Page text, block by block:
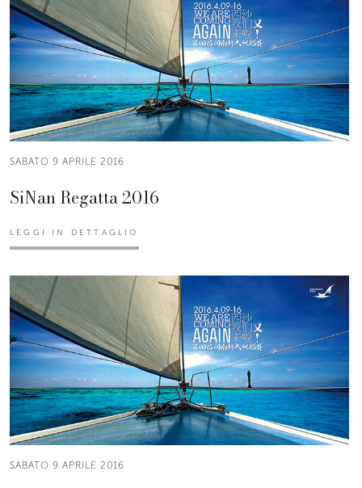
SABATO 9 APRILE 2016
SiNan Regatta 2016
LEGGI IN DETTAGLIO
SABATO 9 APRILE 2016